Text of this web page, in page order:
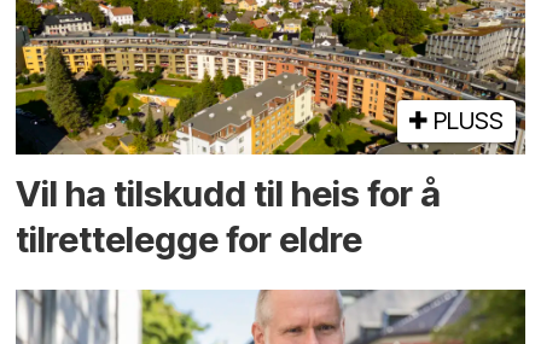
PLUSS
Vil ha tilskudd til heis for å
tilrettelegge for eldre